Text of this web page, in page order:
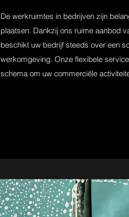
De werkruimtes in bedrijven zijn
plaatsen. Dankzij ons ruime aanbod
beschikt uw bedrijf steeds over een
werkomgeving. Onze flexibele
schema om uw commerciële